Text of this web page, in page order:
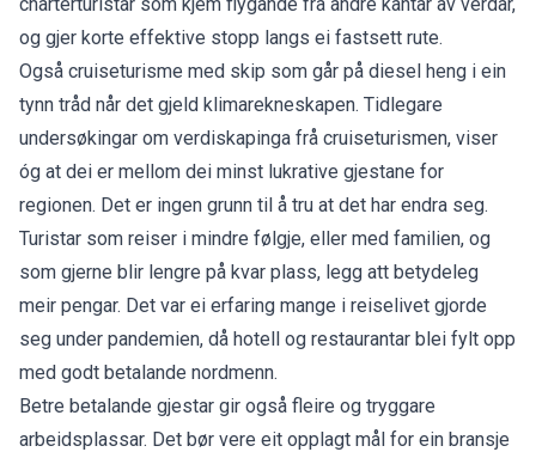
og gjer korte effektive stopp langs ei fastsett rute.
Også cruiseturisme med skip som går på diesel heng i ein
tynn tråd når det gjeld klimarekneskapen. Tidlegare
undersøkingar om verdiskapinga frå cruiseturismen, viser
óg at dei er mellom dei minst lukrative gjestane for
regionen. Det er ingen grunn til å tru at det har endra seg.
Turistar som reiser i mindre følgje, eller med familien, og
som gjerne blir lengre på kvar plass, legg att betydeleg
meir pengar. Det var ei erfaring mange i reiselivet gjorde
seg under pandemien, då hotell og restaurantar blei fylt opp
med godt betalande nordmenn.
Betre betalande gjestar gir også fleire og tryggare
arbeidsplassar. Det bør vere eit opplagt mål for ein bransje